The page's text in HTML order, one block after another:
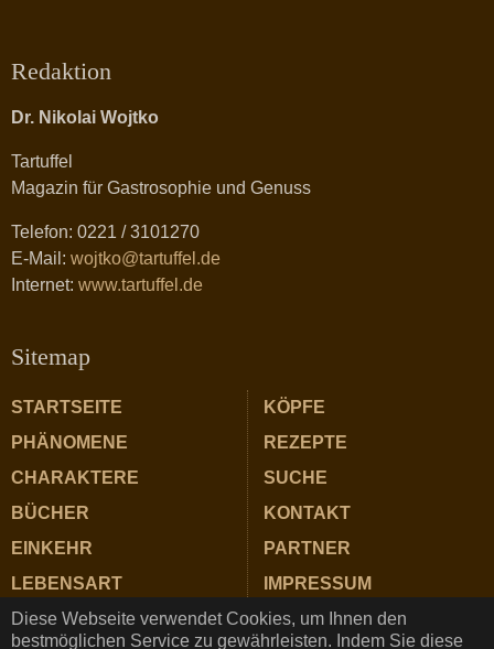
Diese Webseite verwendet Cookies, um Ihnen den
bestmöglichen Service zu gewährleisten. Indem Sie diese
Redaktion
Dr. Nikolai Wojtko
Tartuffel
Magazin für Gastrosophie und Genuss
Telefon: 0221 / 3101270
E-Mail: wojtko@tartuffel.de
Internet: www.tartuffel.de
Sitemap
STARTSEITE
PHÄNOMENE
CHARAKTERE
BÜCHER
EINKEHR
LEBENSART
ZUTATEN
KÖPFE
REZEPTE
SUCHE
KONTAKT
PARTNER
IMPRESSUM
DATENSCHUTZ